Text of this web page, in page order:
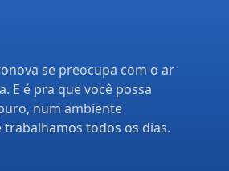
se preocupa com o ar
E é pra que você possa
num ambiente
todos os dias.